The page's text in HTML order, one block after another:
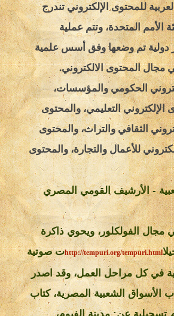
للمحتوى الإلكتروني تندرج
الأمم المتحدة، وتتم عملية
دولية تم وضعها وفق أسس علمية
المحتوى الالكتروني.
الإلكتروني الحكومي والمؤسسات،
الإلكتروني التعليمي، والمحتوى
الثقافي والتراث، والمحتوى
للأعمال والتجارة، والمحتوى
- الأرشيف القومي المصري
مجال الفولكلور، ويحوي ذاكرة
http://tempuri.org/tempuri.htmlت صوتية
في كل مراحل العمل، وقد اصدر
الشعبية المصرية، كتاب
تسجيلية عن: مدينة الفيوم،